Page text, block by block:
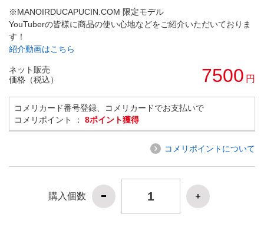
※MANOIRDUCAPUCIN.COM 限定モデル
YouTuberの皆様に商品の使い心地などをご紹介いただいておりま
す！
紹介動画はこちら
ネット販売
価格（税込）
7500 円
コメリカード番号登録、コメリカードでお支払いで
コメリポイント ： 8ポイント獲得
コメリポイントについて
購入個数